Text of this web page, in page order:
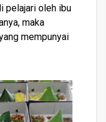
pelajari oleh ibu
maka
mempunyai